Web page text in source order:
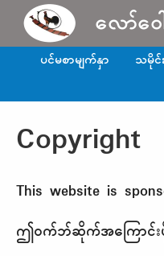
Skip to main content
လော်ဝ
ပင်မစာမျက်နှာ သမိုင်
Copyright
This website is
ဤဝက်ဘ်ဆိုက်အကြောင်းပို